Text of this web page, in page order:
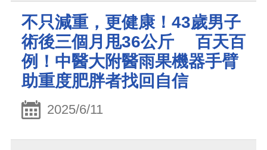
不只減重，更健康！43歲男子
術後三個月甩36公斤 百天百
例！中醫大附醫雨果機器手臂
助重度肥胖者找回自信
2025/6/11